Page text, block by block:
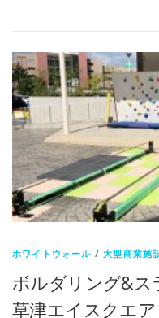
ホワイトウォール /大型商業施
ボルダリング&ス
草津エイスクエア